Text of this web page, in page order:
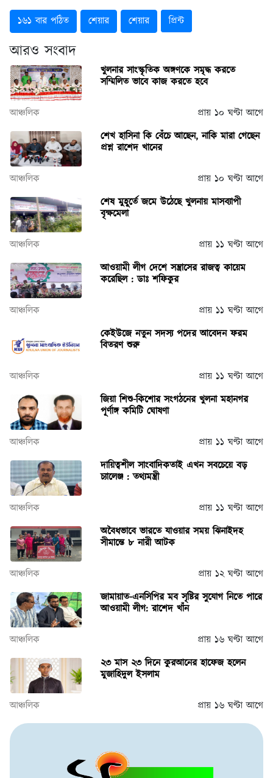
১৬১ বার পঠিত শেয়ার শেয়ার প্রিন্ট
আরও সংবাদ
খুলনার সাংস্কৃতিক অঙ্গণকে সমৃদ্ধ করতে
সম্মিলিত ভাবে কাজ করতে হবে
আঞ্চলিক
প্রায় ১০ ঘণ্টা আগে
শেখ হাসিনা কি বেঁচে আছেন, নাকি মারা গেছেন
প্রশ্ন রাশেদ খানের
আঞ্চলিক
প্রায় ১০ ঘণ্টা আগে
শেষ মুহূর্তে জমে উঠেছে খুলনায় মাসব্যাপী
বৃক্ষমেলা
আঞ্চলিক
প্রায় ১১ ঘণ্টা আগে
আওয়ামী লীগ দেশে সন্ত্রাসের রাজত্ব কায়েম
করেছিল : ডাঃ শফিকুর
আঞ্চলিক
প্রায় ১১ ঘণ্টা আগে
কেইউজে নতুন সদস্য পদের আবেদন ফরম
বিতরণ শুরু
আঞ্চলিক
প্রায় ১১ ঘণ্টা আগে
জিয়া শিশু-কিশোর সংগঠনের খুলনা মহানগর
পূর্ণাঙ্গ কমিটি ঘোষণা
আঞ্চলিক
প্রায় ১১ ঘণ্টা আগে
দায়িত্বশীল সাংবাদিকতাই এখন সবচেয়ে বড়
চ্যালেঞ্জ : তথ্যমন্ত্রী
আঞ্চলিক
প্রায় ১১ ঘণ্টা আগে
অবৈধভাবে ভারতে যাওয়ার সময় ঝিনাইদহ
সীমান্তে ৮ নারী আটক
আঞ্চলিক
প্রায় ১২ ঘণ্টা আগে
জামায়াত-এনসিপির মব সৃষ্টির সুযোগ নিতে পারে
আওয়ামী লীগ: রাশেদ খাঁন
আঞ্চলিক
প্রায় ১৬ ঘণ্টা আগে
২৩ মাস ২৩ দিনে কুরআনের হাফেজ হলেন
মুজাহিদুল ইসলাম
আঞ্চলিক প্রায় ১৬ ঘণ্টা আগে